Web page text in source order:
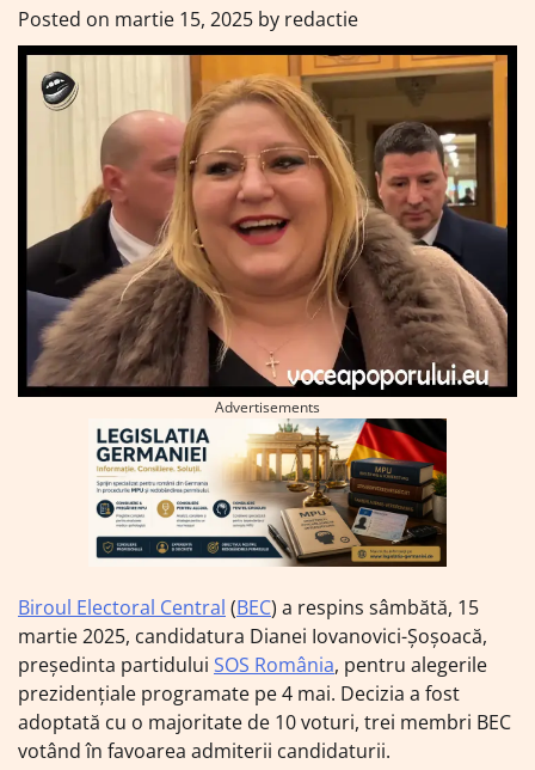
Posted on martie 15, 2025 by redactie
Advertisements
Biroul Electoral Central (BEC) a respins sâmbătă, 15
martie 2025, candidatura Dianei Iovanovici-Șoșoacă,
președinta partidului SOS România, pentru alegerile
prezidențiale programate pe 4 mai. Decizia a fost
adoptată cu o majoritate de 10 voturi, trei membri BEC
votând în favoarea admiterii candidaturii.